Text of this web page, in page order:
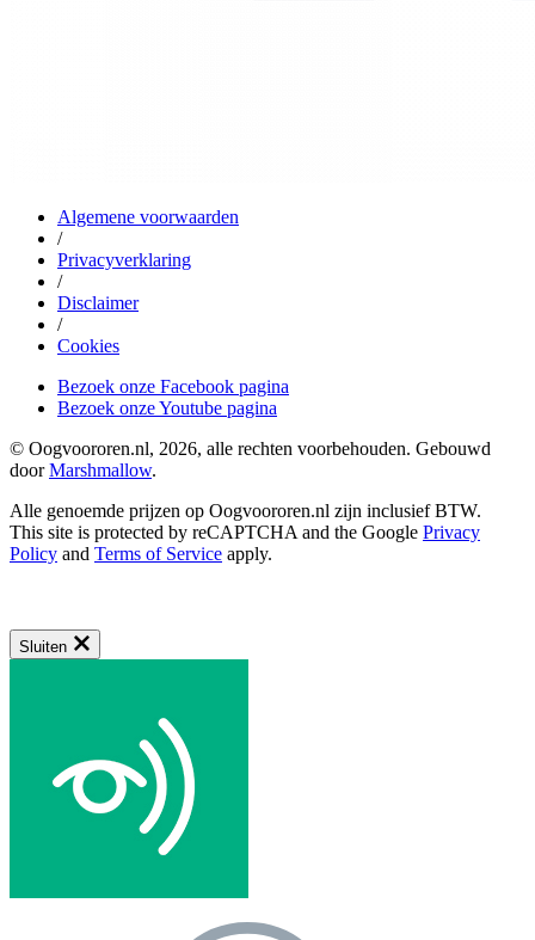
Algemene voorwaarden
/
Privacyverklaring
/
Disclaimer
/
Cookies
Bezoek onze Facebook pagina
Bezoek onze Youtube pagina
© Oogvoororen.nl, 2026, alle rechten voorbehouden. Gebouwd
doorMarshmallow.
Alle genoemde prijzen op Oogvoororen.nl zijn inclusief BTW.
This site is protected by reCAPTCHA and the Google Privacy
Policy and Terms of Service apply.
Sluiten